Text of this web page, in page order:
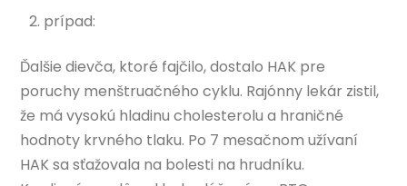
prípad:
Ďalšie dievča, ktoré fajčilo, dostalo HAK pre
poruchy menštruačného cyklu. Rajónny lekár zistil,
že má vysokú hladinu cholesterolu a hraničné
hodnoty krvného tlaku. Po 7 mesačnom užívaní
HAK sa sťažovala na bolesti na hrudníku.